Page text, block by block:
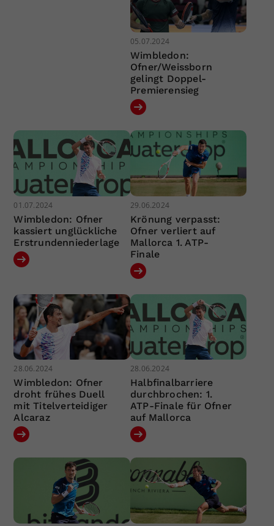
05.07.2024
Wimbledon:
Ofner/Weissborn
gelingt Doppel-
Premierensieg
01.07.2024
Wimbledon: Ofner
kassiert unglückliche
Erstrundenniederlage
29.06.2024
Krönung verpasst:
Ofner verliert auf
Mallorca 1. ATP-
Finale
28.06.2024
Wimbledon: Ofner
droht frühes Duell
mit Titelverteidiger
Alcaraz
28.06.2024
Halbfinalbarriere
durchbrochen: 1.
ATP-Finale für Ofner
auf Mallorca